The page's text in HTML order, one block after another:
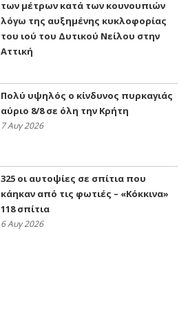
των μέτρων κατά των κουνουπιών
λόγω της αυξημένης κυκλοφορίας
του ιού του Δυτικού Νείλου στην
Αττική
Πολύ υψηλός ο κίνδυνος πυρκαγιάς
αύριο 8/8 σε όλη την Κρήτη
7 Αυγ 2026
325 οι αυτοψίες σε σπίτια που
κάηκαν από τις φωτιές – «Κόκκινα»
118 σπίτια
6 Αυγ 2026